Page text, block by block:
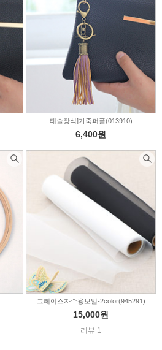
태슬장식]가죽퍼플(013910)
6,400원
그레이스자수용보일-2color(945291)
15,000원
리뷰 1